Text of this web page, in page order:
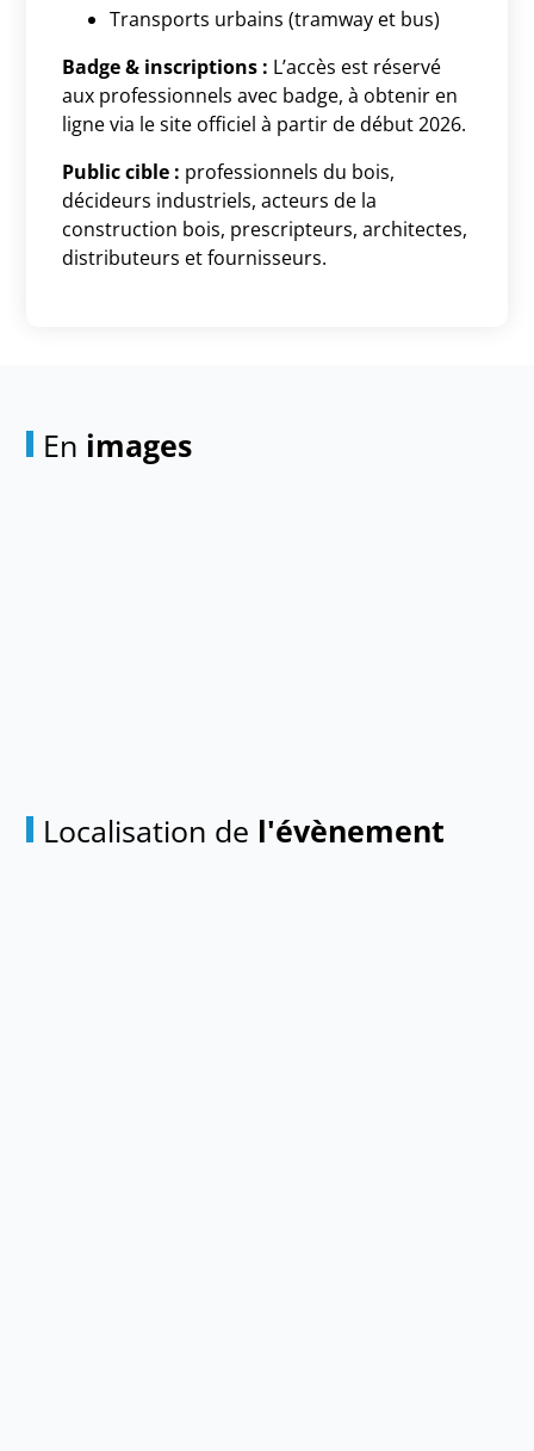
Transports urbains (tramway et bus)
Badge & inscriptions : L’accès est réservé
aux professionnels avec badge, à obtenir en
ligne via le site officiel à partir de début 2026.
Public cible : professionnels du bois,
décideurs industriels, acteurs de la
construction bois, prescripteurs, architectes,
distributeurs et fournisseurs.
En images
Localisation de l'évènement